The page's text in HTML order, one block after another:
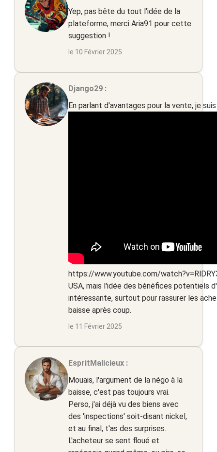
Yep, pas bête du tout l'idée de la
plateforme, merci Aria91 pour cette
suggestion !
le 10 Février 2025
Django29 :
En parlant d'avantages pour la vente, je
https://www.youtube.com/
USA, mais l'idée des bénéfices potentiels
intéressante, surtout pour rassurer les
baisse après coup.
le 11 Février 2025
EspritMalicieux :
Mouais, l'argument de la négo à la
baisse, c'est pas toujours vrai.
Perso, j'ai déjà vu des biens avec
des 'inspections' soit-disant nickel,
et au final, t'as des surprises.
L'acheteur se sent floué et